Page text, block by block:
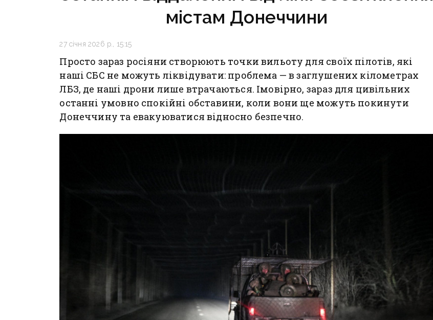
містам Донеччини
27 січня 2026 р., 15:15
Просто зараз росіяни створюють точки вильоту для своїх пілотів, які
наші СБС не можуть ліквідувати: проблема — в заглушених кілометрах
ЛБЗ, де наші дрони лише втрачаються. Імовірно, зараз для цивільних
останні умовно спокійні обставини, коли вони ще можуть покинути
Донеччину та евакуюватися відносно безпечно.